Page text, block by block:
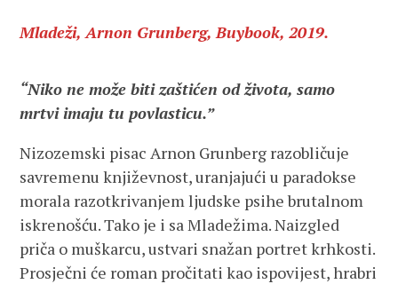
Mladeži, Arnon Grunberg, Buybook, 2019.
“Niko ne može biti zaštićen od života, samo
mrtvi imaju tu povlasticu.”
Nizozemski pisac Arnon Grunberg razobličuje
savremenu književnost, uranjajući u paradokse
morala razotkrivanjem ljudske psihe brutalnom
iskrenošću. Tako je i sa Mladežima. Naizgled
priča o muškarcu, ustvari snažan portret krhkosti.
Prosječni će roman pročitati kao ispovijest, hrabri